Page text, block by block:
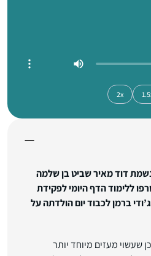
2x
נשמת דוד מאיר שביט בן שלמה
ללימוד הדף היומי לפקידת
ברמן לכבוד יום הולדתה על
שעשוי מעזים מיוחד יותר